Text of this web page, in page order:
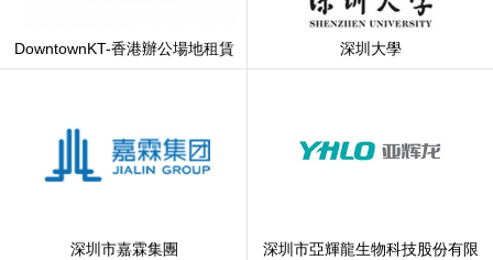
DowntownKT-香港辦公場地租賃 深圳大學
深圳市嘉霖集團
深圳市亞輝龍生物科技股份有限